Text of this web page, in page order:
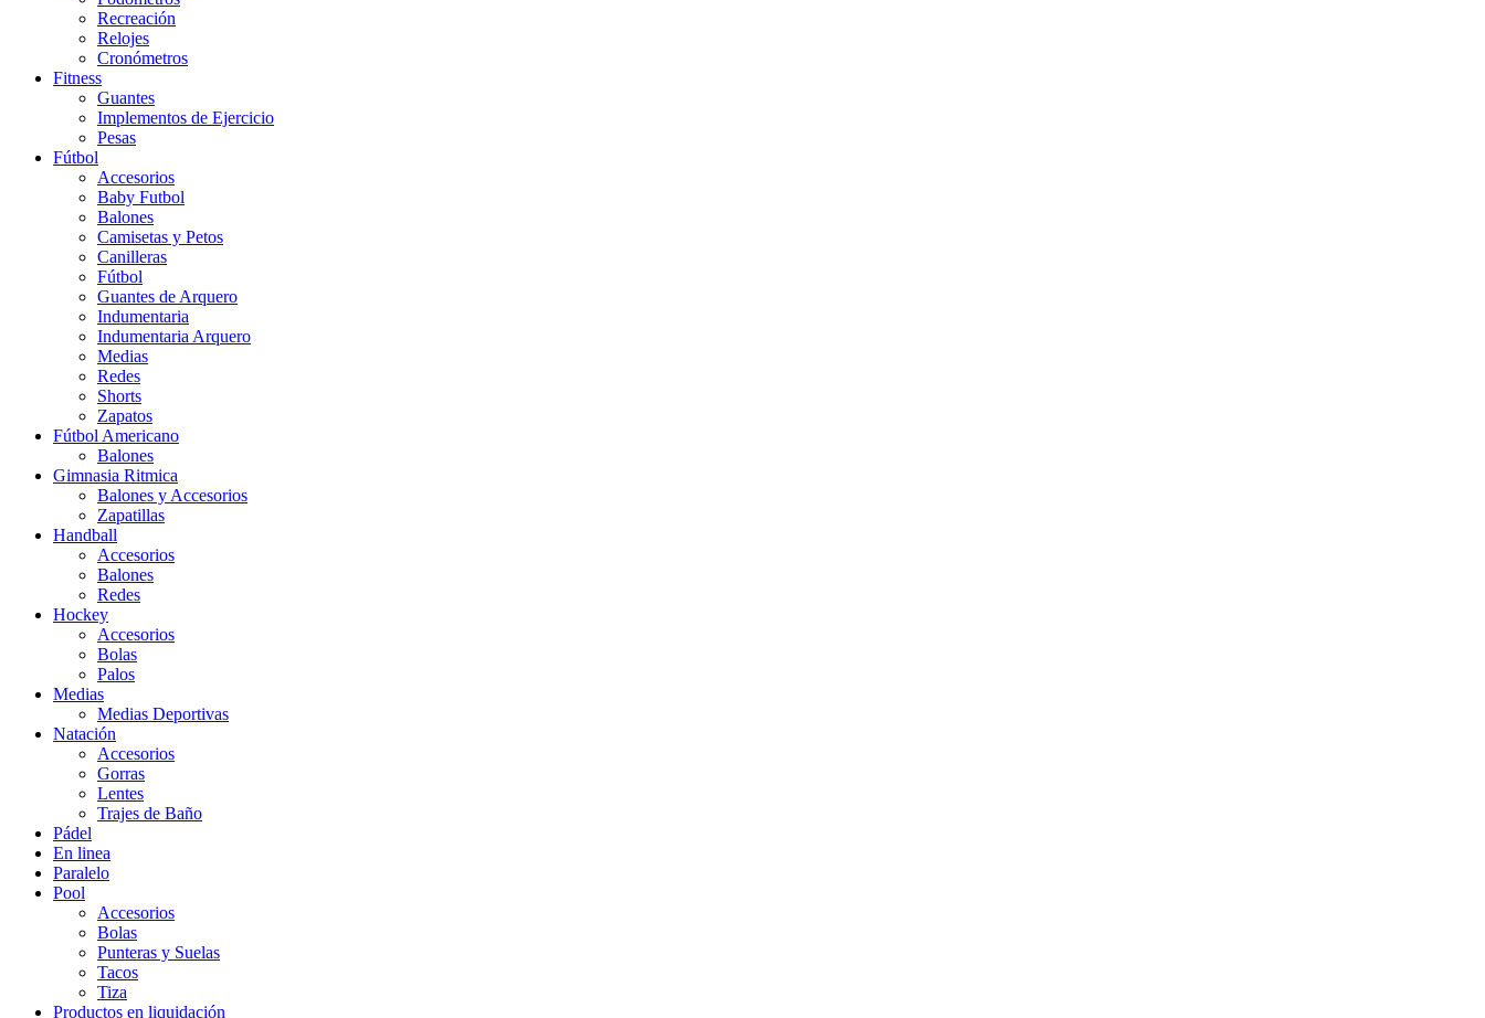
Recreación
Relojes
Cronómetros
Fitness
Guantes
Implementos de Ejercicio
Pesas
Fútbol
Accesorios
Baby Futbol
Balones
Camisetas y Petos
Canilleras
Fútbol
Guantes de Arquero
Indumentaria
Indumentaria Arquero
Medias
Redes
Shorts
Zapatos
Fútbol Americano
Balones
Gimnasia Ritmica
Balones y Accesorios
Zapatillas
Handball
Accesorios
Balones
Redes
Hockey
Accesorios
Bolas
Palos
Medias
Medias Deportivas
Natación
Accesorios
Gorras
Lentes
Trajes de Baño
Pádel
En linea
Paralelo
Pool
Accesorios
Bolas
Punteras y Suelas
Tacos
Tiza
Productos en liquidación